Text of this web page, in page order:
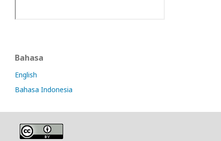
Bahasa
English
Bahasa Indonesia